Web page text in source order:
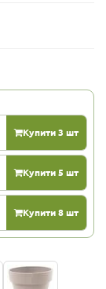
Купити 3 шт
Купити 5 шт
Купити 8 шт